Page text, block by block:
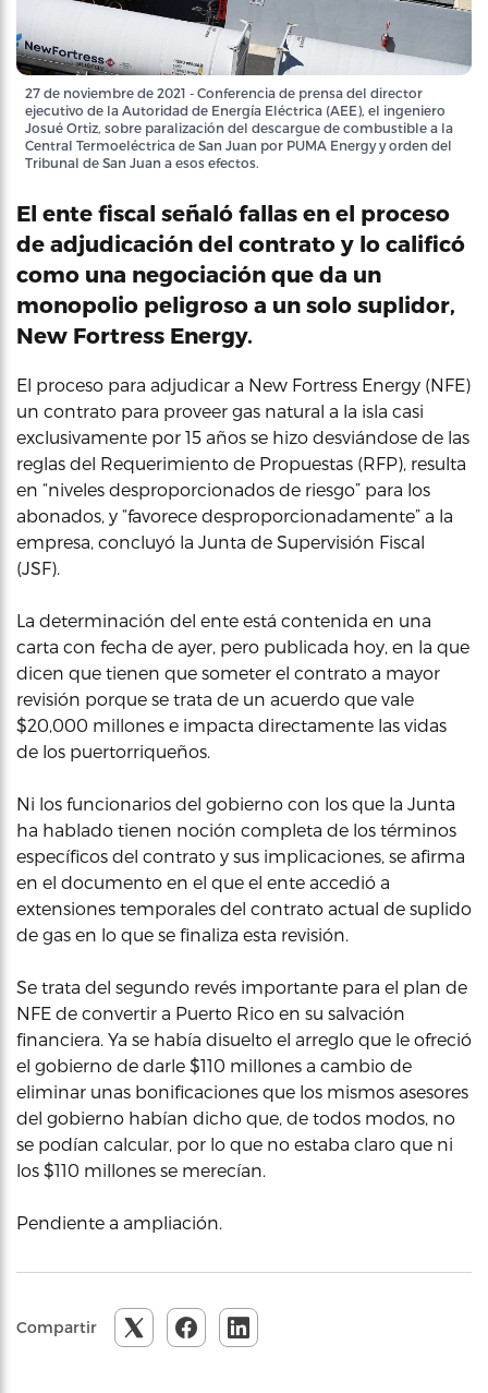
27 de noviembre de 2021 - Conferencia de prensa del director
ejecutivo de la Autoridad de Energía Eléctrica (AEE), el ingeniero
Josué Ortiz, sobre paralización del descargue de combustible a la
Central Termoeléctrica de San Juan por PUMA Energy y orden del
Tribunal de San Juan a esos efectos.
El ente fiscal señaló fallas en el proceso
de adjudicación del contrato y lo calificó
como una negociación que da un
monopolio peligroso a un solo suplidor,
New Fortress Energy.
El proceso para adjudicar a New Fortress Energy (NFE)
un contrato para proveer gas natural a la isla casi
exclusivamente por 15 años se hizo desviándose de las
reglas del Requerimiento de Propuestas (RFP), resulta
en “niveles desproporcionados de riesgo” para los
abonados, y “favorece desproporcionadamente” a la
empresa, concluyó la Junta de Supervisión Fiscal
(JSF).
La determinación del ente está contenida en una
carta con fecha de ayer, pero publicada hoy, en la que
dicen que tienen que someter el contrato a mayor
revisión porque se trata de un acuerdo que vale
$20,000 millones e impacta directamente las vidas
de los puertorriqueños.
Ni los funcionarios del gobierno con los que la Junta
ha hablado tienen noción completa de los términos
específicos del contrato y sus implicaciones, se afirma
en el documento en el que el ente accedió a
extensiones temporales del contrato actual de suplido
de gas en lo que se finaliza esta revisión.
Se trata del segundo revés importante para el plan de
NFE de convertir a Puerto Rico en su salvación
financiera. Ya se había disuelto el arreglo que le ofreció
el gobierno de darle $110 millones a cambio de
eliminar unas bonificaciones que los mismos asesores
del gobierno habían dicho que, de todos modos, no
se podían calcular, por lo que no estaba claro que ni
los $110 millones se merecían.
Pendiente a ampliación.
Compartir